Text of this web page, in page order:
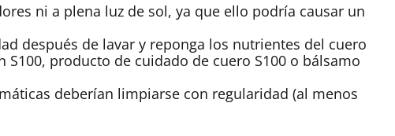
ni a plena luz de sol, ya que ello podría causar un
después de lavar y reponga los nutrientes del cuero
producto de cuidado de cuero S100 o bálsamo
deberían limpiarse con regularidad (al menos